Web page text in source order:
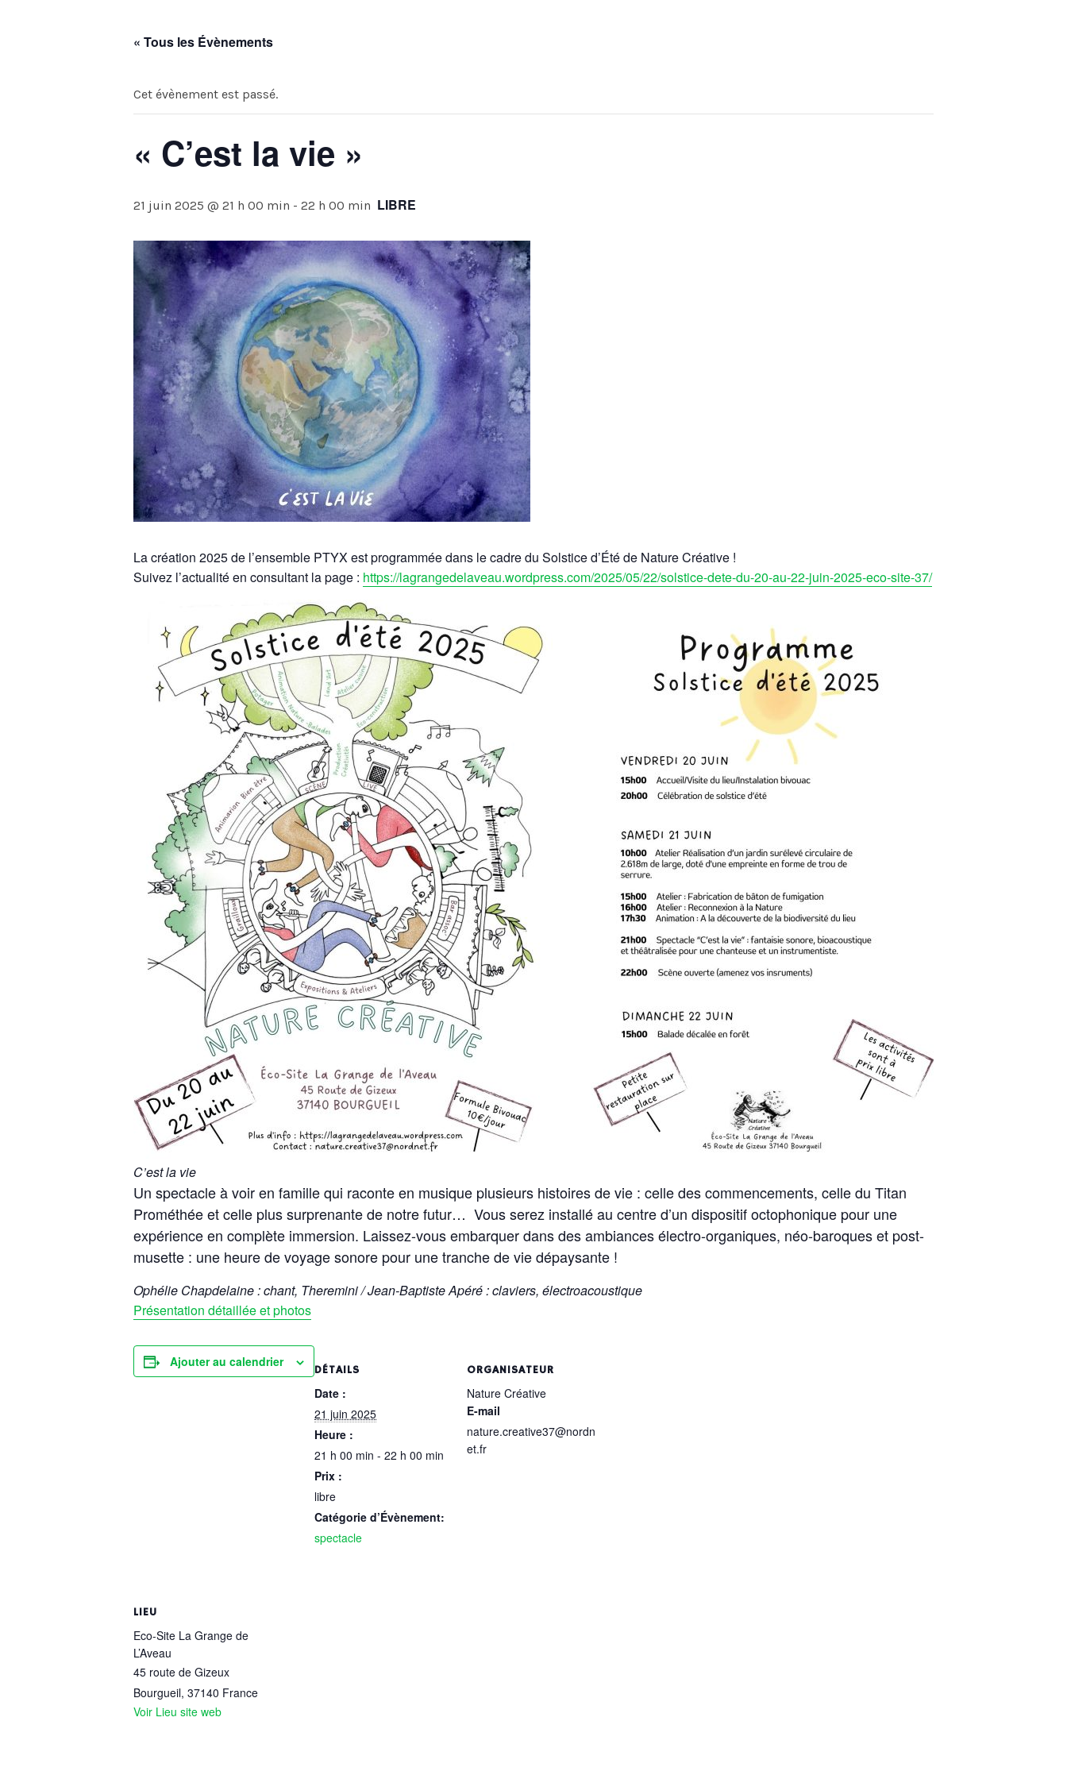
« Tous les Évènements
Cet évènement est passé.
« C’est la vie »
21 juin 2025 @ 21 h 00 min - 22 h 00 min LIBRE
La création 2025 de l’ensemble PTYX est programmée dans le cadre du Solstice d’Été de Nature Créative !
Suivez l’actualité en consultant la page : https://lagrangedelaveau.wordpress.com/2025/05/22/solstice-dete-du-20-au-22-juin-2025-eco-site-37/
C’est la vie
Un spectacle à voir en famille qui raconte en musique plusieurs histoires de vie : celle des commencements, celle du Titan
Prométhée et celle plus surprenante de notre futur… Vous serez installé au centre d’un dispositif octophonique pour une
expérience en complète immersion. Laissez-vous embarquer dans des ambiances électro-organiques, néo-baroques et post-
musette : une heure de voyage sonore pour une tranche de vie dépaysante !
Ophélie Chapdelaine : chant, Theremini / Jean-Baptiste Apéré : claviers, électroacoustique
Présentation détaillée et photos
Ajouter au calendrier
DÉTAILS
Date :
21 juin 2025
Heure :
21 h 00 min - 22 h 00 min
Prix :
libre
Catégorie d’Évènement:
spectacle
ORGANISATEUR
Nature Créative
E-mail
nature.creative37@nordn
et.fr
LIEU
Eco-Site La Grange de
L’Aveau
45 route de Gizeux
Bourgueil, 37140 France
Voir Lieu site web